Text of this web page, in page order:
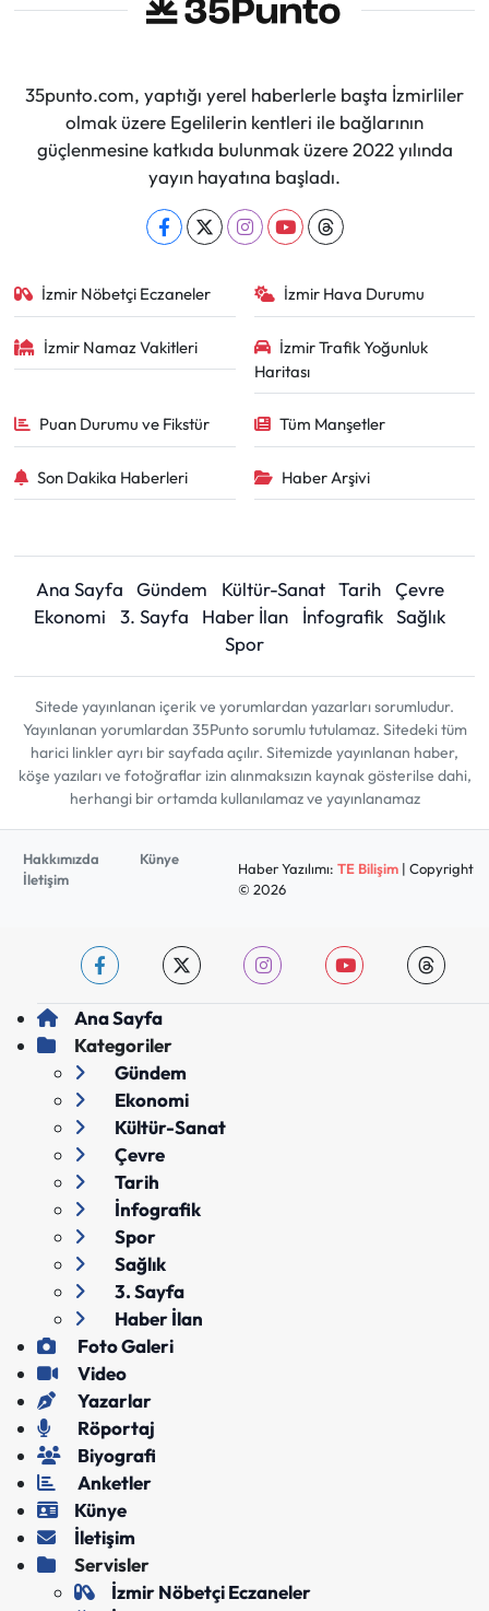
35punto.com, yaptığı yerel haberlerle başta İzmirliler
olmak üzere Egelilerin kentleri ile bağlarının
güçlenmesine katkıda bulunmak üzere 2022 yılında
yayın hayatına başladı.
İzmir Nöbetçi Eczaneler İzmir Hava Durumu
İzmir Namaz Vakitleri
İzmir Trafik Yoğunluk
Haritası
Puan Durumu ve Fikstür Tüm Manşetler
Son Dakika Haberleri Haber Arşivi
Ana Sayfa Gündem Kültür-Sanat Tarih
Çevre
Ekonomi
3. Sayfa Haber İlan İnfografik Sağlık
Spor
Sitede yayınlanan içerik ve yorumlardan yazarları sorumludur.
Yayınlanan yorumlardan 35Punto sorumlu tutulamaz. Sitedeki tüm
harici linkler ayrı bir sayfada açılır. Sitemizde yayınlanan haber,
köşe yazıları ve fotoğraflar izin alınmaksızın kaynak gösterilse dahi,
herhangi bir ortamda kullanılamaz ve yayınlanamaz
Hakkımızda
Künye
İletişim
Haber Yazılımı: TE Bilişim| Copyright
© 2026
Ana Sayfa
Kategoriler
Gündem
Ekonomi
Kültür-Sanat
Çevre
Tarih
İnfografik
Spor
Sağlık
3. Sayfa
Haber İlan
Foto Galeri
Video
Yazarlar
Röportaj
Biyografi
Anketler
Künye
İletişim
Servisler
İzmir Nöbetçi Eczaneler